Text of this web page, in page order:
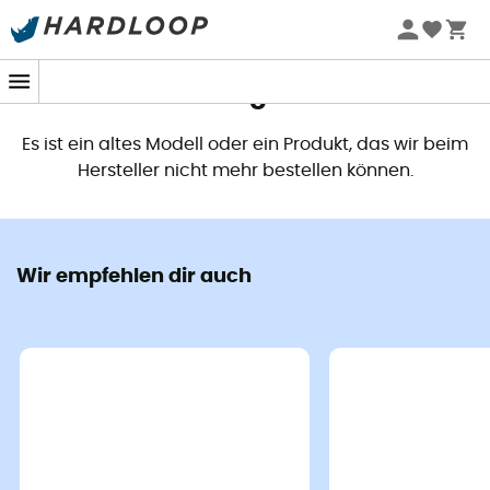
Dieses Produkt ist nicht mehr
Es ist ein altes Modell oder ein Produkt, das wir beim
Hersteller nicht mehr bestellen können.
Wir empfehlen dir auch